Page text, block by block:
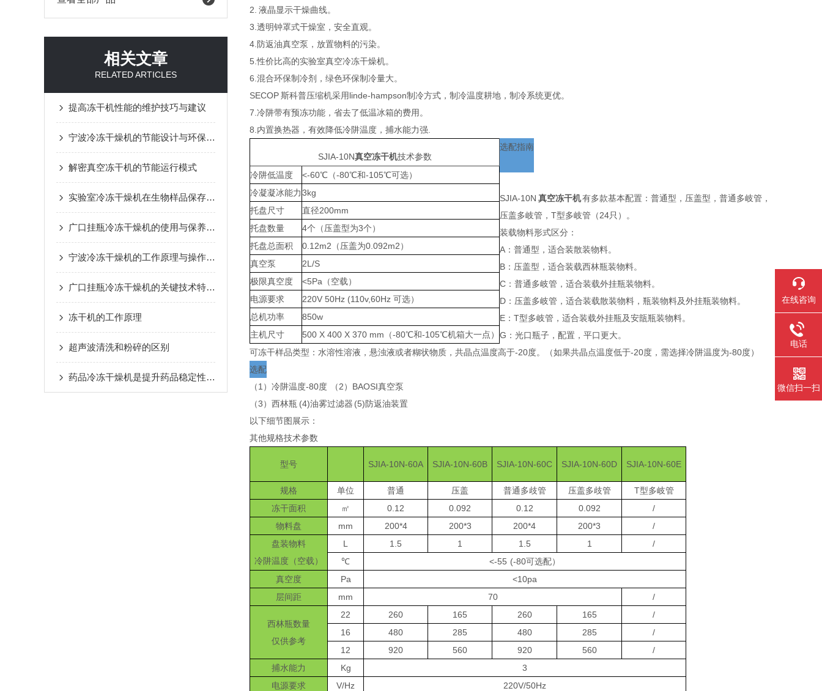
相关文章
RELATED ARTICLES
提高冻干机性能的维护技巧与建议
宁波冷冻干燥机的节能设计与环保优势
解密真空冻干机的节能运行模式
实验室冷冻干燥机在生物样品保存中的关键作用
广口挂瓶冷冻干燥机的使用与保养指南说明
宁波冷冻干燥机的工作原理与操作流程全解析
广口挂瓶冷冻干燥机的关键技术特点与操作优势概述
冻干机的工作原理
超声波清洗和粉碎的区别
药品冷冻干燥机是提升药品稳定性与效能的关键设备
2. 液晶显示干燥曲线。
3.透明钟罩式干燥室，安全直观。
4.防返油真空泵，放置物料的污染。
5.性价比高的实验室真空冷冻干燥机。
6.混合环保制冷剂，绿色环保制冷量大。
SECOP 斯科普压缩机采用linde-hampson制冷方式，制冷温度耕地，制冷系统更优。
7.冷阱带有预冻功能，省去了低温冰箱的费用。
8.内置换热器，有效降低冷阱温度，捕水能力强.
SJIA-10N真空冻干机技术参数
冷阱低温度
<-60℃（-80℃和-105℃可选）
冷凝凝冰能力3kg
托盘尺寸
直径200mm
托盘数量
4个（压盖型为3个）
托盘总面积
0.12m2（压盖为0.092m2）
真空泵
2L/S
极限真空度
<5Pa（空载）
电源要求
220V 50Hz (110v,60Hz 可选）
总机功率
850w
主机尺寸
500 X 400 X 370 mm（-80℃和-105℃机箱大一点）
选配指南
SJIA-10N 真空冻干机有多款基本配置：普通型，压盖型，普通多岐管，
压盖多岐管，T型多岐管（24只）。
装载物料形式区分：
A：普通型，适合装散装物料。
B：压盖型，适合装载西林瓶装物料。
C：普通多岐管，适合装载外挂瓶装物料。
D：压盖多岐管，适合装载散装物料，瓶装物料及外挂瓶装物料。
E：T型多岐管，适合装载外挂瓶及安瓿瓶装物料。
G：光口瓶子，配置，平口更大。
可冻干样品类型：水溶性溶液，悬浊液或者糊状物质，共晶点温度高于-20度。（如果共晶点温度低于-20度，需选择冷阱温度为-80度）
选配
（1）冷阱温度-80度 （2）BAOSI真空泵
（3）西林瓶 (4)油雾过滤器 (5)防返油装置
以下细节图展示：
其他规格技术参数
型号 SJIA-10N-60A SJIA-10N-60B SJIA-10N-60C SJIA-10N-60D SJIA-10N-60E
规格 单位 普通 压盖 普通多歧管 压盖多歧管
T型多岐管
冻干面积
㎡ 0.12 0.092 0.12 0.092
/
物料盘
mm 200*4 200*3 200*4 200*3
/
盘装物料
冷阱温度（空载）
L 1.5 1 1.5 1
/
℃
<-55 (-80可选配）
真空度
Pa
<10pa
层间距
mm 70 /
西林瓶数量
仅供参考
22 260 165 260 165
/
16
480 285 480 285
/
12
920 560 920 560
/
捕水能力
Kg
3
电源要求
V/Hz 220V/50Hz
在线咨询
电话
微信扫一扫